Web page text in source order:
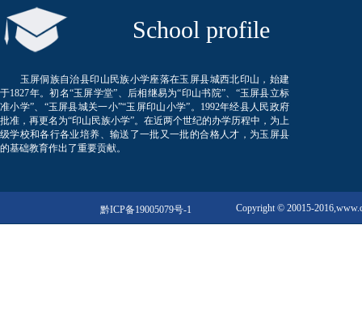
​ School profile
玉屏侗族自治县印山民族小学座落在玉屏县城西北印山，始建
于1827年。初名“玉屏学堂”、后相继易为“印山书院”、“玉屏县立标
准小学”、“玉屏县城关一小”“玉屏印山小学”。1992年经县人民政府
批准，再更名为“印山民族小学”。在近两个世纪的办学历程中，为上
级学校和各行各业培养、输送了一批又一批的合格人才，为玉屏县
的基础教育作出了重要贡献。
黔ICP备19005079号-1 Copyright © 20015-